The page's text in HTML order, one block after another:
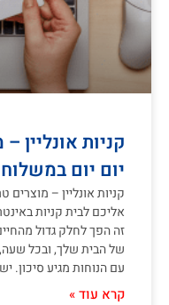
קניות אונליין
יום יום
קניות אונליין – מוצרים
אליכם לבית קניות
זה הפך לחלק גדול
של הבית שלך, ובכל
עם הנוחות מגיע סיכון.
קרא עוד »